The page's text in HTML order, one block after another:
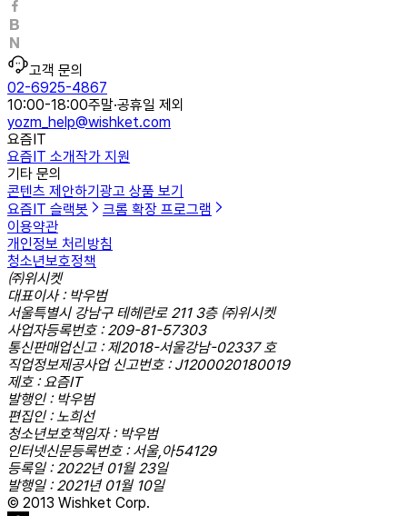
고객 문의
02-6925-4867
10:00-18:00주말·공휴일 제외
yozm_help@wishket.com
요즘IT
요즘IT 소개작가 지원
기타 문의
콘텐츠 제안하기광고 상품 보기
요즘IT 슬랙봇
크롬 확장 프로그램
이용약관
개인정보 처리방침
청소년보호정책
㈜위시켓
대표이사 : 박우범
서울특별시 강남구 테헤란로 211 3층 ㈜위시켓
사업자등록번호 : 209-81-57303
통신판매업신고 : 제2018-서울강남-02337 호
직업정보제공사업 신고번호 : J1200020180019
제호 : 요즘IT
발행인 : 박우범
편집인 : 노희선
청소년보호책임자 : 박우범
인터넷신문등록번호 : 서울,아54129
등록일 : 2022년 01월 23일
발행일 : 2021년 01월 10일
© 2013 Wishket Corp.